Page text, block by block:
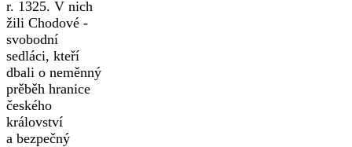
r. 1325. V nich
žili Chodové -
svobodní
sedláci, kteří
dbali o neměnný
prěběh hranice
českého
království
a bezpečný